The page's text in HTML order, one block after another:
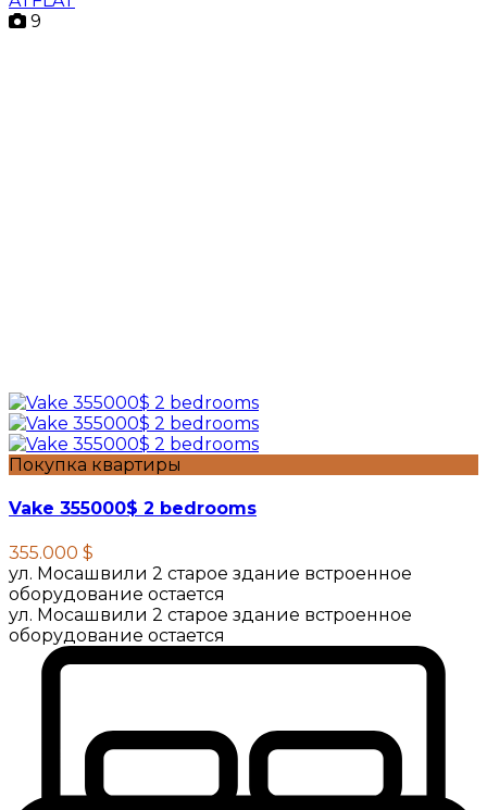
9
Покупка квартиры
Vake 355000$ 2 bedrooms
355.000 $
ул. Мосашвили 2 старое здание встроенное
оборудование остается
ул. Мосашвили 2 старое здание встроенное
оборудование остается